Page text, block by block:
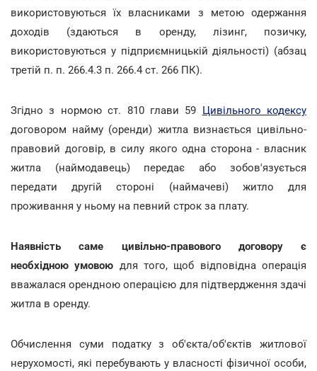
використовуються їх власниками з метою одержання
доходів (здаються в оренду, лізинг, позичку,
використовуються у підприємницькій діяльності) (абзац
третій п. п. 266.4.3 п. 266.4 ст. 266 ПК).
Згідно з нормою ст. 810 глави 59 Цивільного кодексу
договором найму (оренди) житла визнається цивільно-
правовий договір, в силу якого одна сторона - власник
житла (наймодавець) передає або зобов'язується
передати другій стороні (наймачеві) житло для
проживання у ньому на певний строк за плату.
Наявність саме цивільно-правового договору є
необхідною умовою для того, щоб відповідна операція
вважалася орендною операцією для підтвердження здачі
житла в оренду.
Обчислення суми податку з об'єкта/об'єктів житлової
нерухомості, які перебувають у власності фізичної особи,